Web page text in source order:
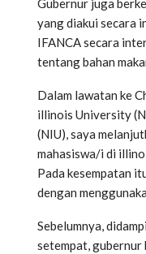
Gubernur juga
yang diakui secara
IFANCA secara
tentang bahan
Dalam lawatan ke
illinois University
(NIU), saya
mahasiswa/i di
Pada kesempatan
dengan
Sebelumnya,
setempat, gubernur